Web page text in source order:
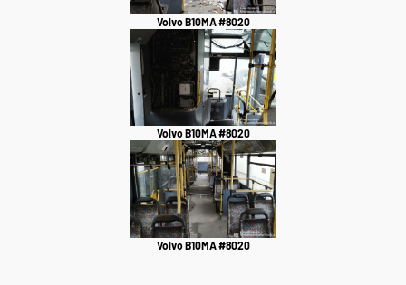
Volvo B10MA #8020
Volvo B10MA #8020
Volvo B10MA #8020